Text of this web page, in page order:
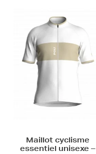
Maillot cyclisme
essentiel unisexe –